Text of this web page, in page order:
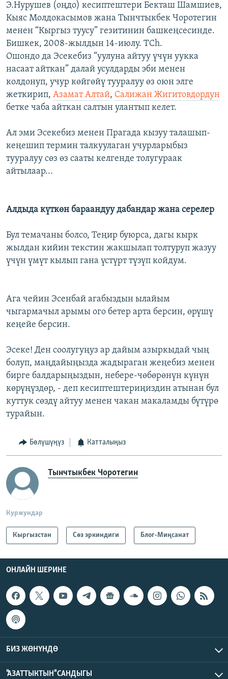
Э.Нурушев (оңдо) кесиптештери Бекташ Шамшиев,
Кыяс Молдокасымов жана Тынчтыкбек Чоротегин
менен “Кыргыз туусу” гезитинин башкеңсесинде.
Бишкек, 2008-жылдын 14-июлу. TCh.
Ошондо да Эсекебиз “уулуна айтуу үчүн уукка
насаат айткан” далай усулдарды эби менен
колдонуп, учур көйгөйү тууралуу өз оюн элге
жеткирип, Азамат Алтай, Салижан Жигитовдордун
бетке чаба айткан салтын улантып келет.
Ал эми Эсекебиз менен Прагада кызуу талашып-
кеңешип термин талкуулаган учурларыбыз
тууралуу сөз өз сааты келгенде толугураак
айтылаар...
Алдыда күткөн бараандуу дабандар жана серелер
Бул темачаны болсо, Теңир буюрса, дагы кырк
жылдан кийин текстин жакшылап толтуруп жазуу
үчүн үмүт кылып гана үстүрт түзүп койдум.
Ага чейин Эсенбай агабыздын ылайым
чыгармачыл арымы ого бетер арта берсин, өрүшү
кеңейе берсин.
Эсеке! Ден соолугуңуз ар дайым азыркыдай чың
болуп, маңдайыңызда жадыраган жеңебиз менен
бирге балдарыңыздын, небере-чөбөрөнүн күнүн
көрүңүздөр, - деп кесиптештериңиздин атынан бул
куттук сөздү айтуу менен чакан макаламды бүтүрө
турайын.
Бөлүшүңүз Катталыңыз
Тынчтыкбек Чоротегин
Куржундар
Кыргызстан Сөз эркиндиги Блог-Миңсанат
ОНЛАЙН ШЕРИНЕ
БИЗ ЖӨНҮНДӨ
"АЗАТТЫКТЫН" САНДЫГЫ